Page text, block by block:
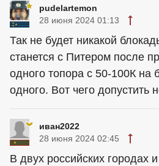
pudelartemon
28 июня 2024 01:13
Так не будет никакой
станется с Питером после
одного топора с 50-100К на
одного. Вот чего допустить
иван2022
28 июня 2024 02:45
В двух российских городах